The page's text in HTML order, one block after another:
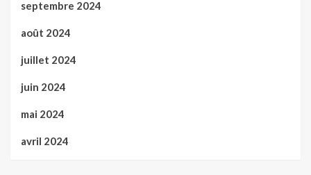
septembre 2024
août 2024
juillet 2024
juin 2024
mai 2024
avril 2024